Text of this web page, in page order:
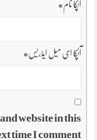
آپکا نام*
آپکا ای میل ایڈریس*
website in this
time I comment.